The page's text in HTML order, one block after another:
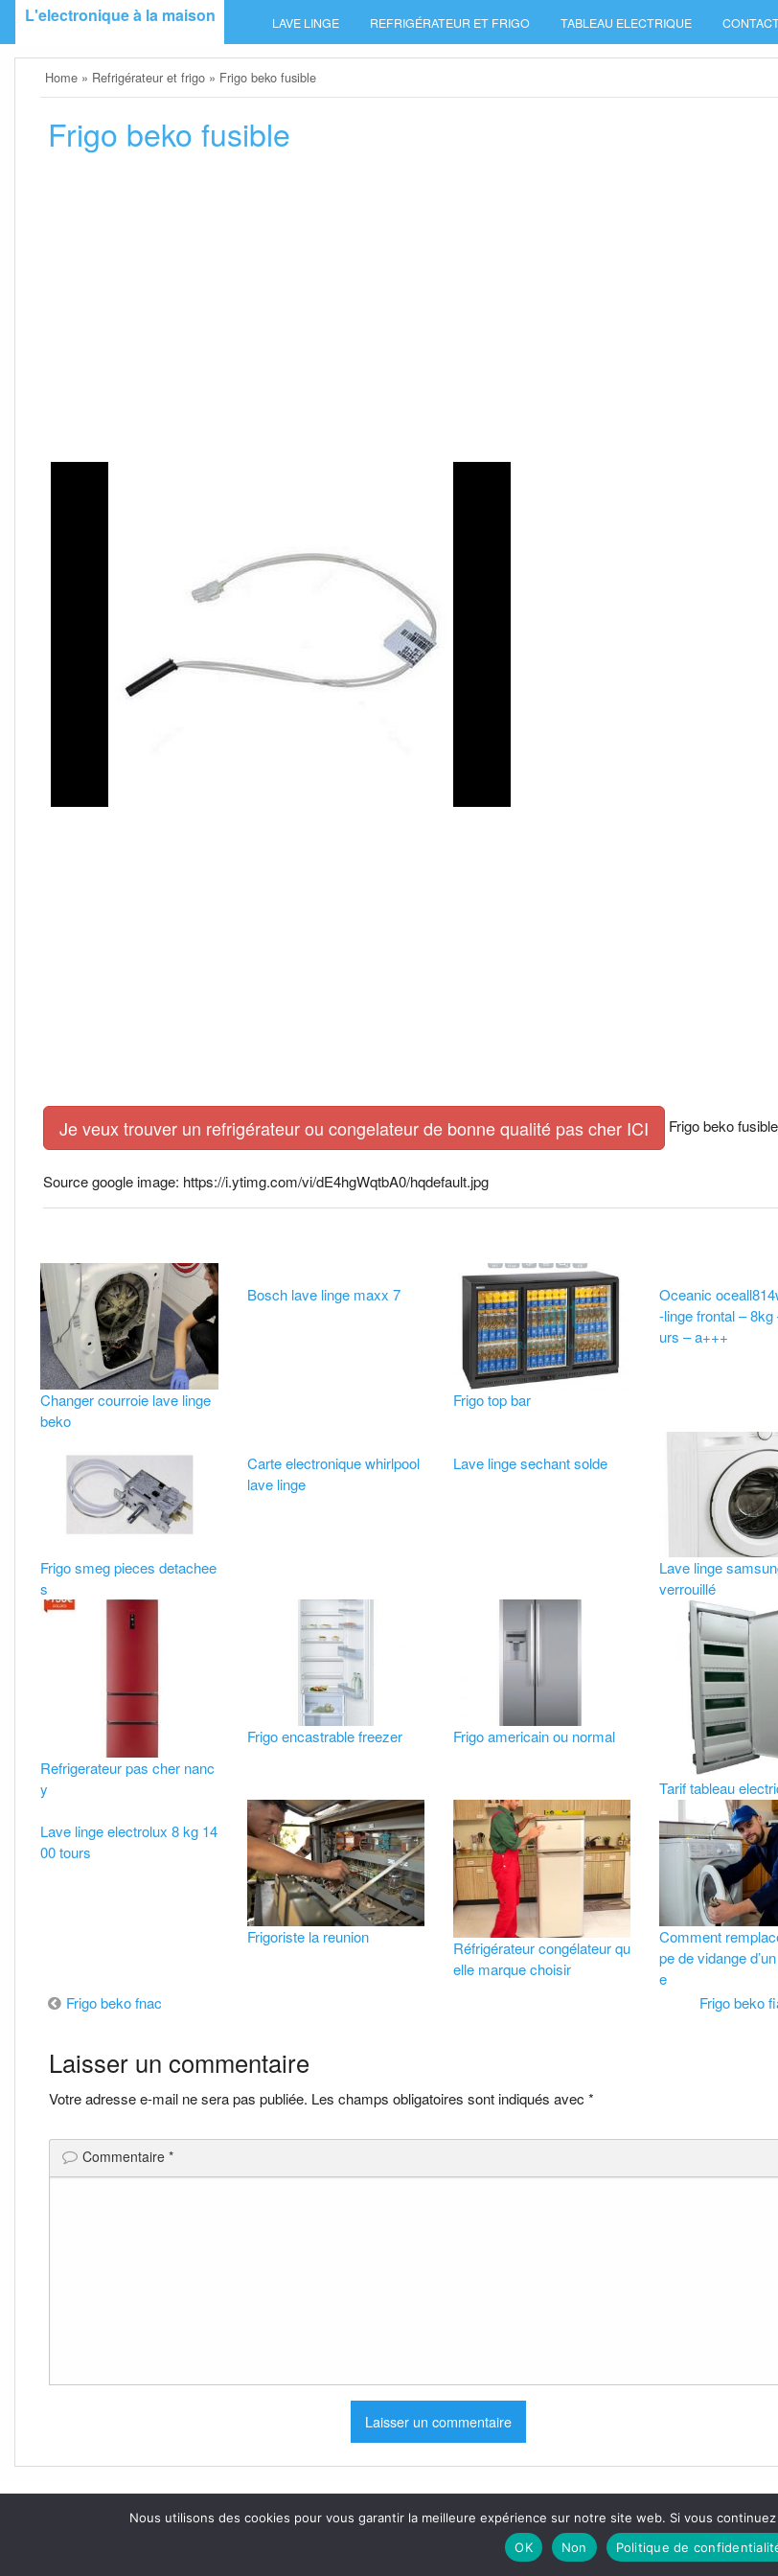
SkipL'electronique à la maison LAVE LINGE REFRIGÉRATEUR ET FRIGO TABLEAU ELECTRIQUE
Home » Refrigérateur et frigo » Frigo beko fusible
Frigo beko fusible
Je veux trouver un refrigérateur ou congelateur de bonne qualité pas cher ICI Frigo beko fusible
Source google image: https://i.ytimg.com/vi/dE4hgWqtbA0/hqdefault.jpg
Changer courroie lave linge
beko
Bosch lave linge maxx 7
Frigo top bar
Oceanic
-linge frontal – 8kg
urs – a+++
Frigo smeg pieces detachee
s
Carte electronique whirlpool
lave linge
Lave linge sechant solde
Lave linge
verrouillé
Refrigerateur pas cher nanc
y
Frigo encastrable freezer Frigo americain ou normal
Tarif tableau
Lave linge electrolux 8 kg 14
00 tours
Frigoriste la reunion
Réfrigérateur congélateur qu
elle marque choisir
Comment
pe de vidange
e
Navigation
de
l’article
Frigo beko fnac Frigo beko
Laisser un commentaire
Votre adresse e-mail ne sera pas publiée. Les champs obligatoires sont indiqués avec *
Commentaire *
Nous utilisons des cookies pour vous garantir la meilleure expérience sur notre site web. Si vous
OK
Non Politique de